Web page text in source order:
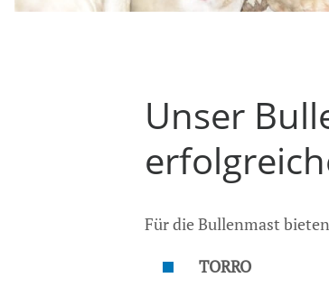
Unser
Für die Bullenmast
TORRO